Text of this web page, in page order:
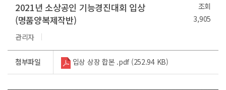
2021년 소상공인 기능경진대회 입상
(명품양복제작반)
조회
3,905
관리자
첨부파일 입상 상장 합본 .pdf (252.94 KB)